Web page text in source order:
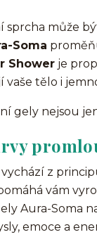
sprcha může
Soma
Shower je
vaše tělo i
gely nejsou
z
vám
Aura-Soma
emoce a